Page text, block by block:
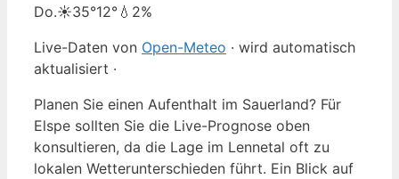
Do.☀️35°12° 💧2%
Live-Daten von Open-Meteo · wird automatisch
aktualisiert ·
Planen Sie einen Aufenthalt im Sauerland? Für
Elspe sollten Sie die Live-Prognose oben
konsultieren, da die Lage im Lennetal oft zu
lokalen Wetterunterschieden führt. Ein Blick auf